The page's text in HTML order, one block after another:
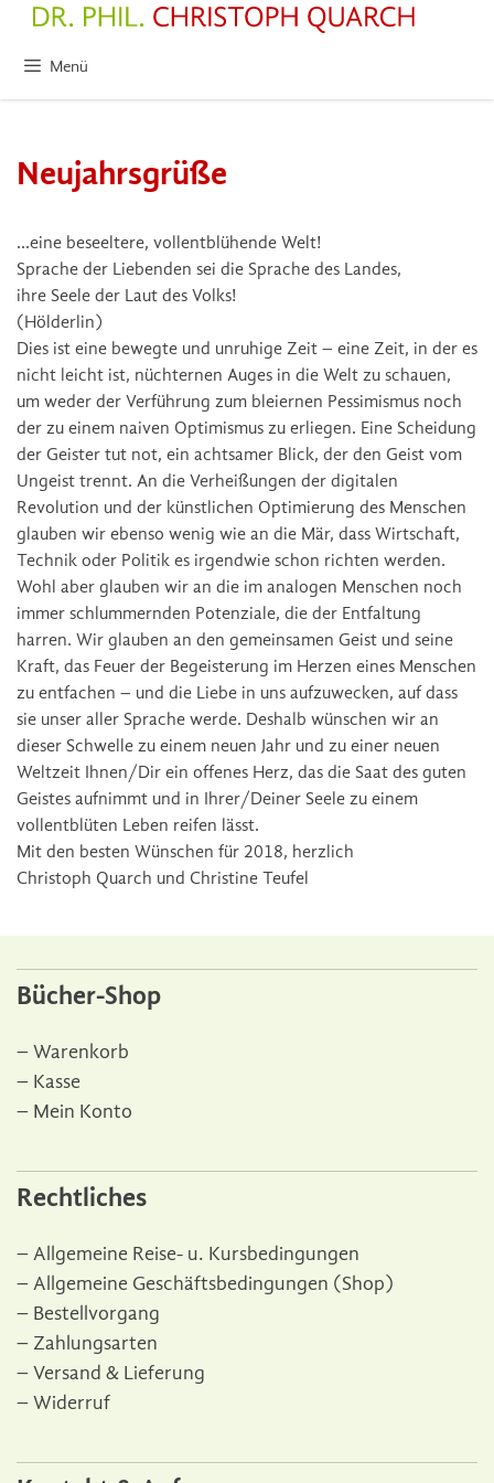
springenMenü
Neujahrsgrüße
…eine beseeltere, vollentblühende Welt!
Sprache der Liebenden sei die Sprache des Landes,
ihre Seele der Laut des Volks!
(Hölderlin)
Dies ist eine bewegte und unruhige Zeit – eine Zeit, in der es
nicht leicht ist, nüchternen Auges in die Welt zu schauen,
um weder der Verführung zum bleiernen Pessimismus noch
der zu einem naiven Optimismus zu erliegen. Eine Scheidung
der Geister tut not, ein achtsamer Blick, der den Geist vom
Ungeist trennt. An die Verheißungen der digitalen
Revolution und der künstlichen Optimierung des Menschen
glauben wir ebenso wenig wie an die Mär, dass Wirtschaft,
Technik oder Politik es irgendwie schon richten werden.
Wohl aber glauben wir an die im analogen Menschen noch
immer schlummernden Potenziale, die der Entfaltung
harren. Wir glauben an den gemeinsamen Geist und seine
Kraft, das Feuer der Begeisterung im Herzen eines Menschen
zu entfachen – und die Liebe in uns aufzuwecken, auf dass
sie unser aller Sprache werde. Deshalb wünschen wir an
dieser Schwelle zu einem neuen Jahr und zu einer neuen
Weltzeit Ihnen/Dir ein offenes Herz, das die Saat des guten
Geistes aufnimmt und in Ihrer/Deiner Seele zu einem
vollentblüten Leben reifen lässt.
Mit den besten Wünschen für 2018, herzlich
Christoph Quarch und Christine Teufel
Bücher-Shop
Warenkorb
Kasse
Mein Konto
Rechtliches
Allgemeine Reise- u. Kursbedingungen
Allgemeine Geschäftsbedingungen (Shop)
Bestellvorgang
Zahlungsarten
Versand & Lieferung
Widerruf